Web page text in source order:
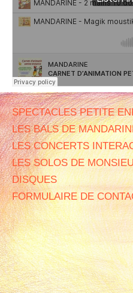
SPECTACLES PETITE
LES BALS DE
LES CONCERTS
LES SOLOS DE
DISQUES
FORMULAIRE DE